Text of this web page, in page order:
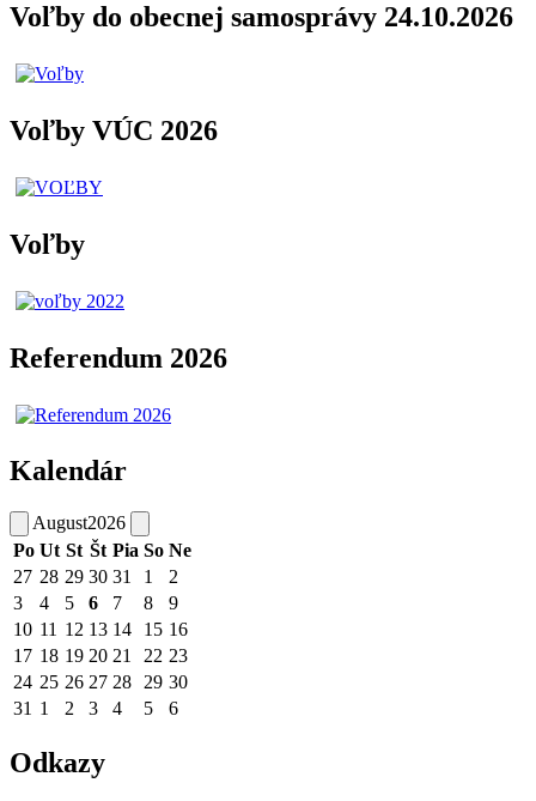
Voľby do obecnej samosprávy 24.10.2026
Voľby VÚC 2026
Voľby
Referendum 2026
Kalendár
August2026
Po Ut St Št Pia So Ne
27 28 29 30 31 1
2
3
4 5 6 7 8
9
10 11 12 13 14 15 16
17 18 19 20 21 22 23
24 25 26 27 28 29 30
31 1 2 3 4 5 6
Odkazy